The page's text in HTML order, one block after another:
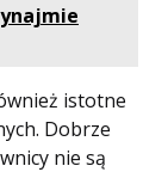
istotne
Dobrze
nie są